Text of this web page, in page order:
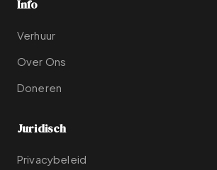
Info
Verhuur
Over Ons
Doneren
Juridisch
Privacybeleid